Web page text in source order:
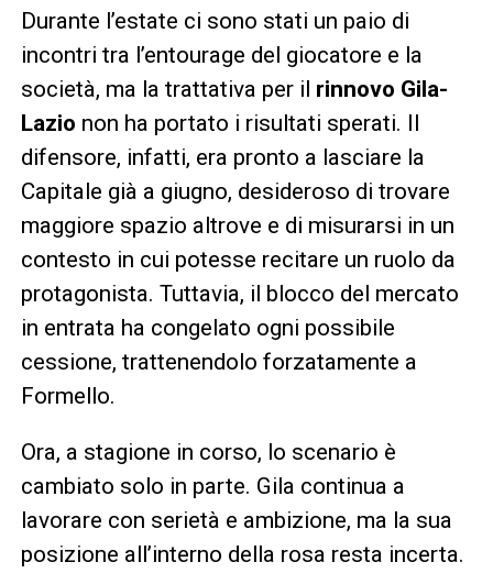
Durante l’estate ci sono stati un paio di
incontri tra l’entourage del giocatore e la
società, ma la trattativa per il rinnovo Gila-
Lazio non ha portato i risultati sperati. Il
difensore, infatti, era pronto a lasciare la
Capitale già a giugno, desideroso di trovare
maggiore spazio altrove e di misurarsi in un
contesto in cui potesse recitare un ruolo da
protagonista. Tuttavia, il blocco del mercato
in entrata ha congelato ogni possibile
cessione, trattenendolo forzatamente a
Formello.
Ora, a stagione in corso, lo scenario è
cambiato solo in parte. Gila continua a
lavorare con serietà e ambizione, ma la sua
posizione all’interno della rosa resta incerta.